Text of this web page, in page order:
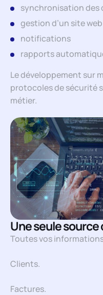
synchronisation des
gestion d’un site web
notifications
rapports
Le développement sur
protocoles de sécurité
métier.
Une seule
Toutes vos
Clients.
Factures.